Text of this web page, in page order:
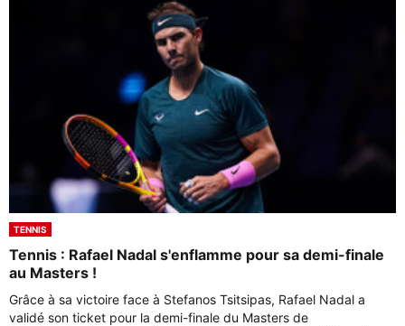
TENNIS
Tennis : Rafael Nadal s'enflamme pour sa demi-finale
au Masters !
Grâce à sa victoire face à Stefanos Tsitsipas, Rafael Nadal a
validé son ticket pour la demi-finale du Masters de